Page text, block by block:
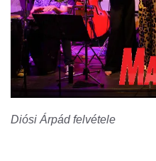
Diósi Árpád felvétele